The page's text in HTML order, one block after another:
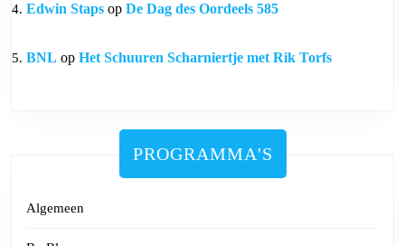
Edwin Staps op De Dag des Oordeels 585
BNL op Het Schuuren Scharniertje met Rik Torfs
PROGRAMMA'S
Algemeen